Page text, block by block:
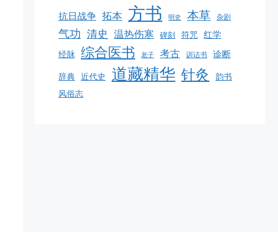
抗日战争 拓本 方书 明史 本草 杂剧
气功 清史 温热伤寒 碑刻 符咒 红学
经脉 综合医书 老子 考古 训诂书 诊断
辞典 近代史 道藏精华 针灸 韵书
风俗志